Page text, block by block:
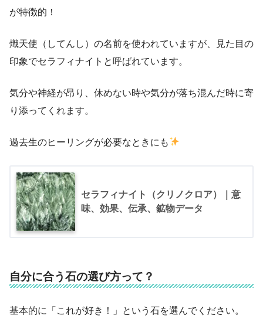
が特徴的！
熾天使（してんし）の名前を使われていますが、見た目の
印象でセラフィナイトと呼ばれています。
気分や神経が昂り、休めない時や気分が落ち混んだ時に寄
り添ってくれます。
過去生のヒーリングが必要なときにも
セラフィナイト（クリノクロア）｜意
味、効果、伝承、鉱物データ
自分に合う石の選び方って？
基本的に「これが好き！」という石を選んでください。